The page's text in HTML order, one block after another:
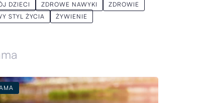
DZIECI
ZDROWE NAWYKI
ZDROWIE
STYL ŻYCIA
ŻYWIENIE